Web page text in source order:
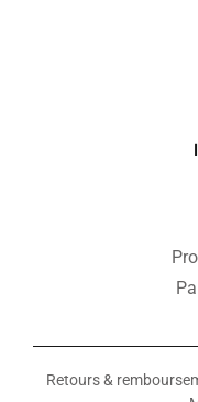
Retours &